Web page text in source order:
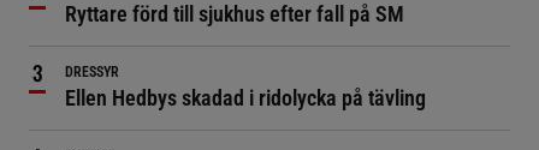
Ryttare förd till sjukhus efter fall på SM
DRESSYR
Ellen Hedbys skadad i ridolycka på tävling